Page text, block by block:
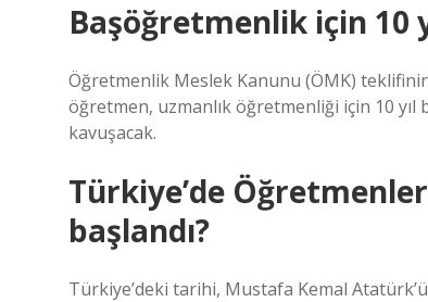
Başöğretmenlik için 10
Öğretmenlik Meslek Kanunu (ÖMK)
öğretmen, uzmanlık öğretmenliği için 10 yıl
kavuşacak.
Türkiye’de
başlandı?
Türkiye’deki tarihi, Mustafa Kemal